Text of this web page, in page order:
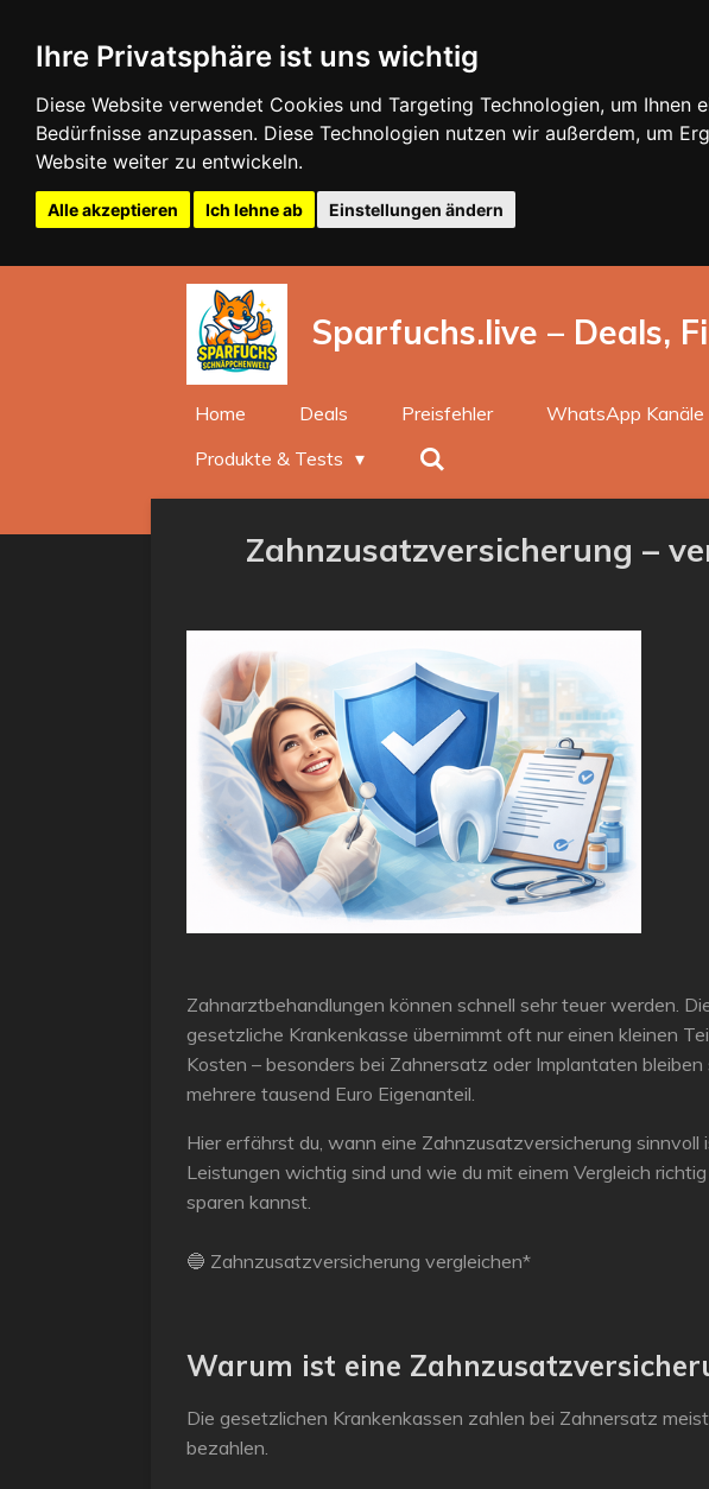
Ihre Privatsphäre ist uns wichtig
Diese Website verwendet Cookies und Targeting Technologien, um
Bedürfnisse anzupassen. Diese Technologien nutzen wir außerdem, um
Website weiter zu entwickeln.
Alle akzeptieren Ich lehne ab Einstellungen ändern
Hauptinhalt
Sparfuchs.live – Deals,
Home Deals Preisfehler WhatsApp Kanäle
Produkte & Tests
Zahnzusatzversicherung –
Zahnarztbehandlungen können schnell sehr teuer werden.
gesetzliche Krankenkasse übernimmt oft nur einen kleinen
Kosten – besonders bei Zahnersatz oder Implantaten bleiben
mehrere tausend Euro Eigenanteil.
Hier erfährst du, wann eine Zahnzusatzversicherung sinnvoll
Leistungen wichtig sind und wie du mit einem Vergleich richtig
sparen kannst.
🔵 Zahnzusatzversicherung vergleichen*
Warum ist eine
Die gesetzlichen Krankenkassen zahlen bei Zahnersatz
bezahlen.